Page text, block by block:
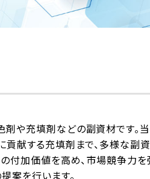
や充填剤などの副資材です。
貢献する充填剤まで、多様な副
付加価値を高め、市場競争力
案を行います。